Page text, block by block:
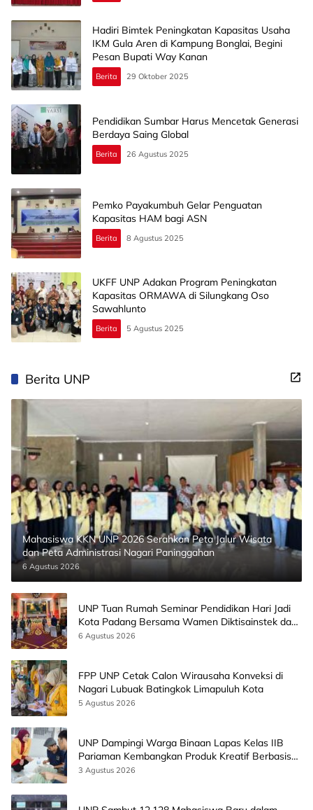
Hadiri Bimtek Peningkatan Kapasitas Usaha
IKM Gula Aren di Kampung Bonglai, Begini
Pesan Bupati Way Kanan
Berita 29 Oktober 2025
Pendidikan Sumbar Harus Mencetak Generasi
Berdaya Saing Global
Berita 26 Agustus 2025
Pemko Payakumbuh Gelar Penguatan
Kapasitas HAM bagi ASN
Berita 8 Agustus 2025
UKFF UNP Adakan Program Peningkatan
Kapasitas ORMAWA di Silungkang Oso
Sawahlunto
Berita 5 Agustus 2025
Berita UNP
Mahasiswa KKN UNP 2026 Serahkan Peta Jalur Wisata
dan Peta Administrasi Nagari Paninggahan
6 Agustus 2026
UNP Tuan Rumah Seminar Pendidikan Hari Jadi
Kota Padang Bersama Wamen Diktisainstek dan
CEO EMGS Malaysia
6 Agustus 2026
FPP UNP Cetak Calon Wirausaha Konveksi di
Nagari Lubuak Batingkok Limapuluh Kota
5 Agustus 2026
UNP Dampingi Warga Binaan Lapas Kelas IIB
Pariaman Kembangkan Produk Kreatif Berbasis
AI
3 Agustus 2026